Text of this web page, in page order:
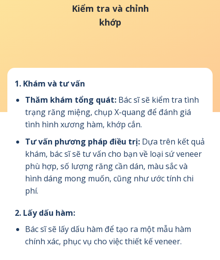
Kiểm tra và chỉnh
khớp
1. Khám và tư vấn
Thăm khám tổng quát:Bác sĩ sẽ kiểm tra tình
trạng răng miệng, chụp X-quang để đánh giá
tình hình xương hàm, khớp cắn.
Tư vấn phương pháp điều trị:Dựa trên kết quả
khám, bác sĩ sẽ tư vấn cho bạn về loại sứ veneer
phù hợp, số lượng răng cần dán, màu sắc và
hình dáng mong muốn, cũng như ước tính chi
phí.
2. Lấy dấu hàm:
Bác sĩ sẽ lấy dấu hàm để tạo ra một mẫu hàm
chính xác, phục vụ cho việc thiết kế veneer.